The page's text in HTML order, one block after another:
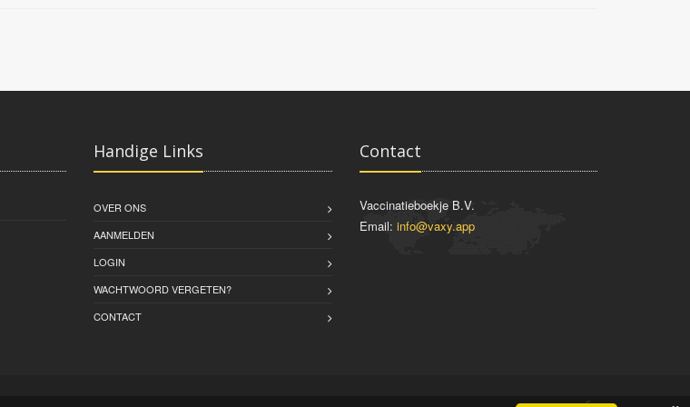
Handige Links
OVER ONS
AANMELDEN
LOGIN
WACHTWOORD VERGETEN?
CONTACT
Contact
Vaccinatieboekje B.V.
Email: info@vaxy.app